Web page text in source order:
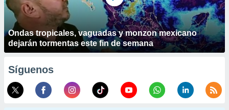
Ondas tropicales, vaguadas y monzon mexicano
dejarán tormentas este fin de semana
Síguenos